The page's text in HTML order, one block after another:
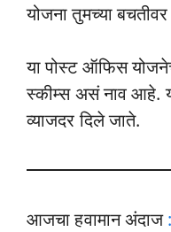
योजना तुमच्या
या पोस्ट ऑफिस
स्कीम्स असं नाव आहे.
व्याजदर दिले जाते.
आजचा हवामान अंदाज